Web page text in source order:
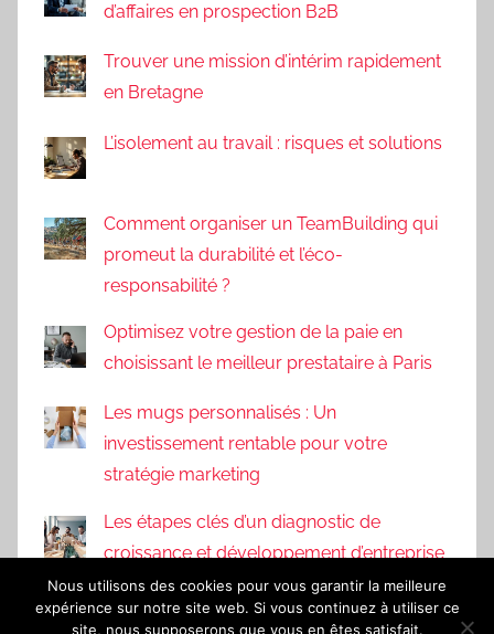
d’affaires en prospection B2B
Trouver une mission d’intérim rapidement
en Bretagne
L’isolement au travail : risques et solutions
Comment organiser un TeamBuilding qui
promeut la durabilité et l’éco-
responsabilité ?
Optimisez votre gestion de la paie en
choisissant le meilleur prestataire à Paris
Les mugs personnalisés : Un
investissement rentable pour votre
stratégie marketing
Les étapes clés d’un diagnostic de
croissance et développement d’entreprise
Nous utilisons des cookies pour vous garantir la meilleure
expérience sur notre site web. Si vous continuez à utiliser ce
site, nous supposerons que vous en êtes satisfait.